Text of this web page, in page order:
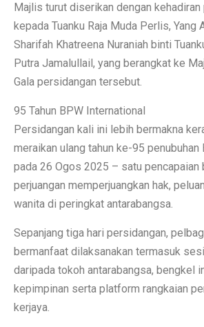
Majlis turut diserikan dengan
kepada Tuanku Raja Muda Perlis, Yang
Sharifah Khatreena Nuraniah binti
Putra Jamalullail, yang berangkat ke
Gala persidangan tersebut.
95 Tahun BPW International
Persidangan kali ini lebih bermakna
meraikan ulang tahun ke-95 penubuhan
pada 26 Ogos 2025 – satu pencapaian
perjuangan memperjuangkan hak,
wanita di peringkat antarabangsa.
Sepanjang tiga hari persidangan,
bermanfaat dilaksanakan termasuk
daripada tokoh antarabangsa, bengkel
kepimpinan serta platform rangkaian
kerjaya.